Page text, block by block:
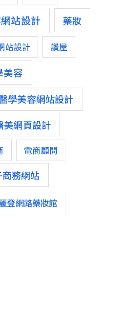
站設計 藥妝
站設計 讚屋
美容
學美容網站設計
美網頁設計
電商顧問
務網站
登網路藥妝館